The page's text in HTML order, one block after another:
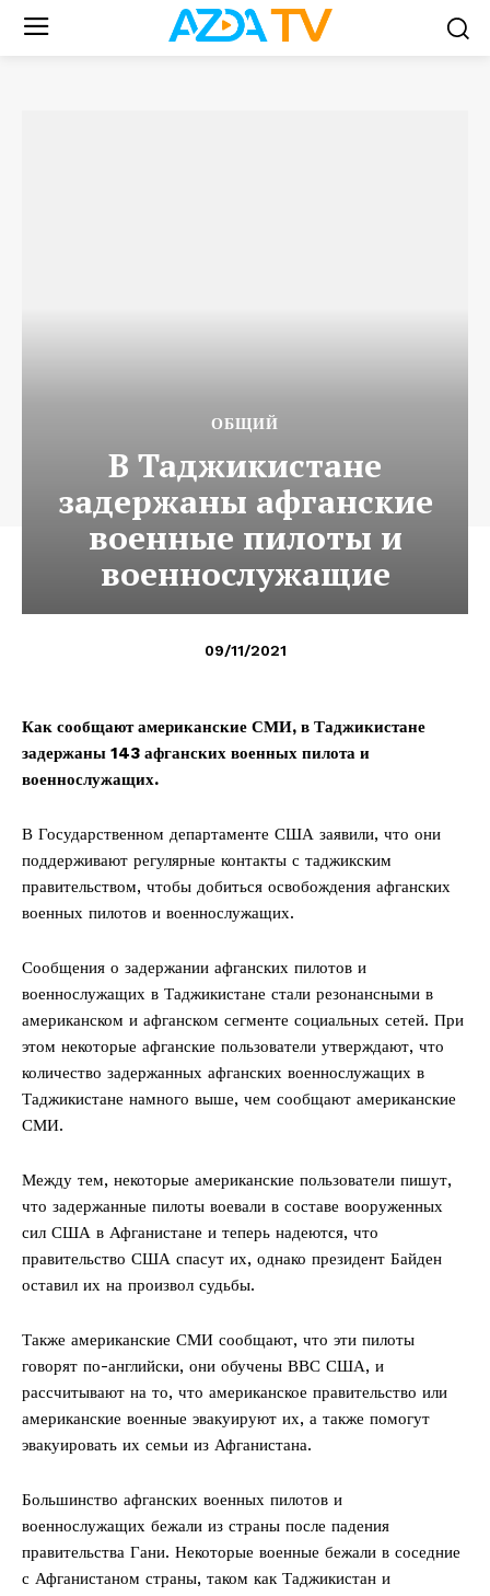
ОБЩИЙ
В Таджикистане
задержаны афганские
военные пилоты и
военнослужащие
09/11/2021
Как сообщают американские СМИ, в Таджикистане
задержаны 143 афганских военных пилота и
военнослужащих.
В Государственном департаменте США заявили, что они
поддерживают регулярные контакты с таджикским
правительством, чтобы добиться освобождения афганских
военных пилотов и военнослужащих.
Сообщения о задержании афганских пилотов и
военнослужащих в Таджикистане стали резонансными в
американском и афганском сегменте социальных сетей. При
этом некоторые афганские пользователи утверждают, что
количество задержанных афганских военнослужащих в
Таджикистане намного выше, чем сообщают американские
СМИ.
Между тем, некоторые американские пользователи пишут,
что задержанные пилоты воевали в составе вооруженных
сил США в Афганистане и теперь надеются, что
правительство США спасут их, однако президент Байден
оставил их на произвол судьбы.
Также американские СМИ сообщают, что эти пилоты
говорят по-английски, они обучены ВВС США, и
рассчитывают на то, что американское правительство или
американские военные эвакуируют их, а также помогут
эвакуировать их семьи из Афганистана.
Большинство афганских военных пилотов и
военнослужащих бежали из страны после падения
правительства Гани. Некоторые военные бежали в соседние
с Афганистаном страны, таком как Таджикистан и